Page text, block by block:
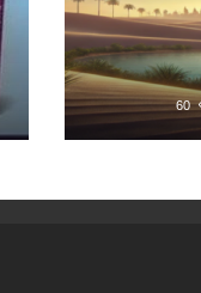
60